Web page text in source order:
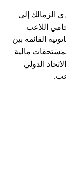
الزمالك إلى
اللاعب
القائمة بين
بمستحقات مالية
الدولي